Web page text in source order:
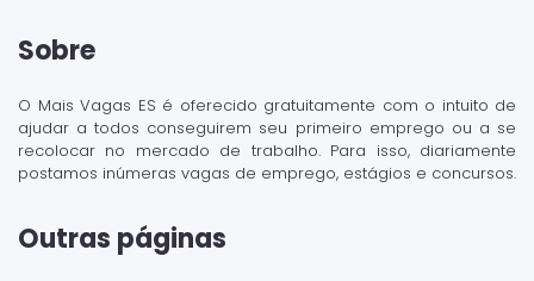
Sobre
O Mais Vagas ES é oferecido gratuitamente com o intuito de
ajudar a todos conseguirem seu primeiro emprego ou a se
recolocar no mercado de trabalho. Para isso, diariamente
postamos inúmeras vagas de emprego, estágios e concursos.
Outras páginas